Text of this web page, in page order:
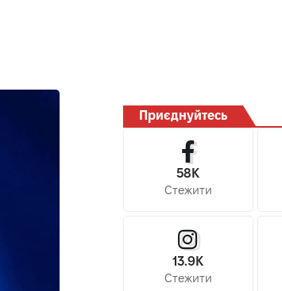
Приєднуйтесь
58K
Стежити
13.9K
Стежити